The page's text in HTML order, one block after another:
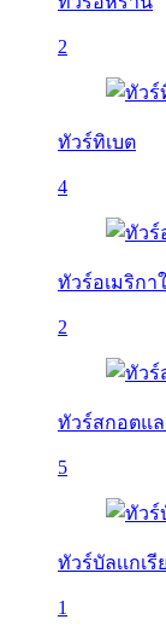
2
ทัวร์ทิเบต
4
ทัวร์อเมริกา
2
ทัวร์สกอตแ
5
ทัวร์บัลเเกเรีย
1